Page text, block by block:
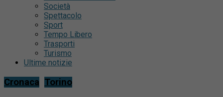
Società
Spettacolo
Sport
Tempo Libero
Trasporti
Turismo
Ultime notizie
Cronaca Torino